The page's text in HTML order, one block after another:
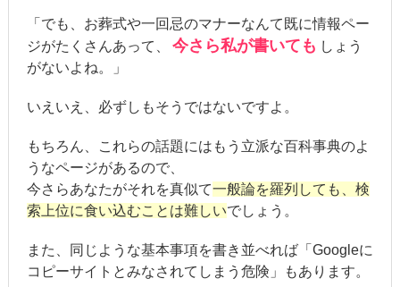
「でも、お葬式や一回忌のマナーなんて既に情報ペー
ジがたくさんあって、
今さら私が書いても しょう
がないよね。」
いえいえ、必ずしもそうではないですよ。
もちろん、これらの話題にはもう立派な百科事典のよ
うなページがあるので、
今さらあなたがそれを真似て一般論を羅列しても、検
索上位に食い込むことは難しいでしょう。
また、同じような基本事項を書き並べれば「Googleに
コピーサイトとみなされてしまう危険」もあります。